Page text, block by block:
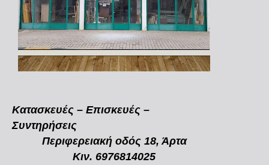
Κατασκευές – Επισκευές –
Συντηρήσεις
Περιφερειακή οδός 18, Άρτα
Κιν. 6976814025